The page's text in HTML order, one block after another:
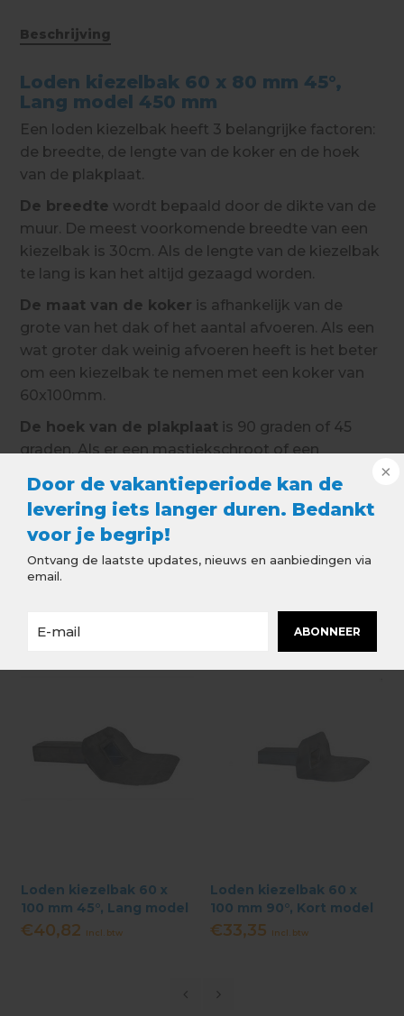
Door de vakantieperiode kan de
levering iets langer duren. Bedankt
voor je begrip!
Ontvang de laatste updates, nieuws en aanbiedingen via
email.
ABONNEER
Beschrijving
Loden kiezelbak 60 x 80 mm 45°,
Lang model 450 mm
Een loden kiezelbak heeft 3 belangrijke factoren:
de breedte, de lengte van de koker en de hoek
van de plakplaat.
De breedte wordt bepaald door de dikte van de
muur. De meest voorkomende breedte van een
kiezelbak is 30cm. Als de lengte van de kiezelbak
te lang is kan het altijd gezaagd worden.
De maat van de koker is afhankelijk van de
grote van het dak of het aantal afvoeren. Als een
wat groter dak weinig afvoeren heeft is het beter
om een kiezelbak te nemen met een koker van
60x100mm.
De hoek van de plakplaat is 90 graden of 45
graden. Als er een mastiekschroot of een
mastiekhoek wordt geplaatst, moet er voor een
kiezelbak 45 graden worden gekozen.
Loden kiezelbak 60 x
100 mm 45°, Lang model
450 mm
€40,82 Incl. btw
Loden kiezelbak 60 x
100 mm 90°, Kort model
300 mm
€33,35 Incl. btw